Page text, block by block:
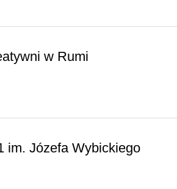
w Rumi
im. Józefa Wybickiego